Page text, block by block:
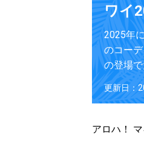
ワイ
2025年
のコー
の登場
更新日：
アロハ！ マ